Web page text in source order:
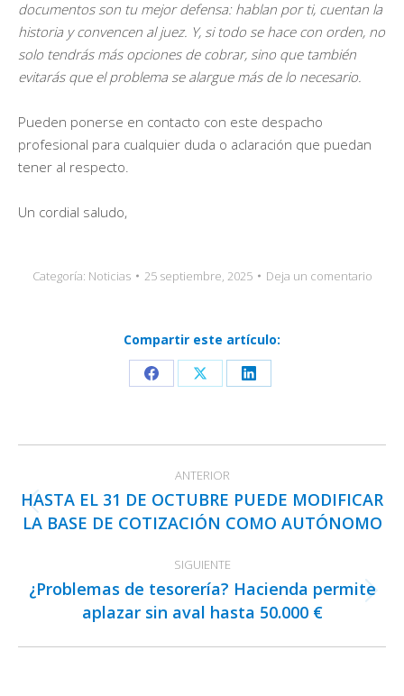
documentos son tu mejor defensa: hablan por ti, cuentan la
historia y convencen al juez. Y, si todo se hace con orden, no
solo tendrás más opciones de cobrar, sino que también
evitarás que el problema se alargue más de lo necesario.
Pueden ponerse en contacto con este despacho
profesional para cualquier duda o aclaración que puedan
tener al respecto.
Un cordial saludo,
Categoría: Noticias 25 septiembre, 2025 Deja un comentario
Compartir este artículo:
Share
Facebook
Share
X
Share
LinkedIn
entre
publicaciones
ANTERIOR
Publicación
anterior:
HASTA EL 31 DE OCTUBRE PUEDE MODIFICAR
LA BASE DE COTIZACIÓN COMO AUTÓNOMO
SIGUIENTE
Publicación
siguiente:
¿Problemas de tesorería? Hacienda permite
aplazar sin aval hasta 50.000 €